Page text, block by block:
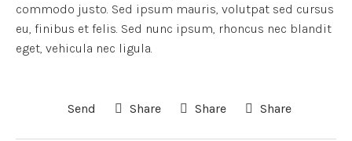
commodo justo. Sed ipsum mauris, volutpat sed cursus
eu, finibus et felis. Sed nunc ipsum, rhoncus nec blandit
eget, vehicula nec ligula.
Send Share Share Share